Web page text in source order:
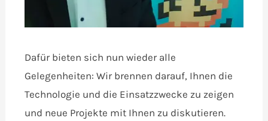
Dafür bieten sich nun wieder alle
Gelegenheiten: Wir brennen darauf, Ihnen die
Technologie und die Einsatzzwecke zu zeigen
und neue Projekte mit Ihnen zu diskutieren.